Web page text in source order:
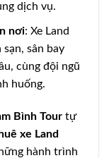
dịch vụ.
nơi: Xe Land
sân bay
cùng đội ngũ
huống.
Bình Tour tự
xe Land
hành trình